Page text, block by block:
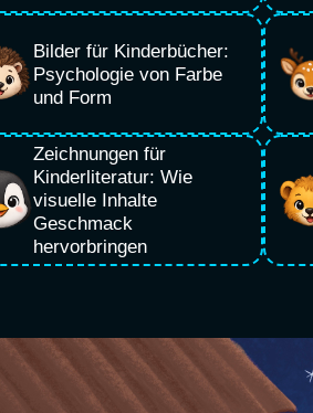
Bilder für Kinderbücher:
Psychologie von Farbe
und Form
Zeichnungen für
Kinderliteratur: Wie
visuelle Inhalte
Geschmack
hervorbringen